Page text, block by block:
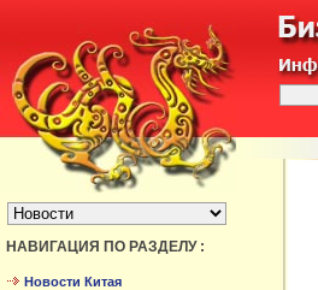
БЫСТРЫЙ ПЕРЕХОД :
НАВИГАЦИЯ ПО РАЗДЕЛУ :
Новости Китая